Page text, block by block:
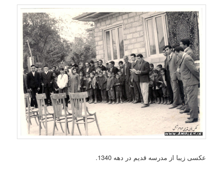
عکسی زیبا از مدرسه قدیم در دهه 1340.